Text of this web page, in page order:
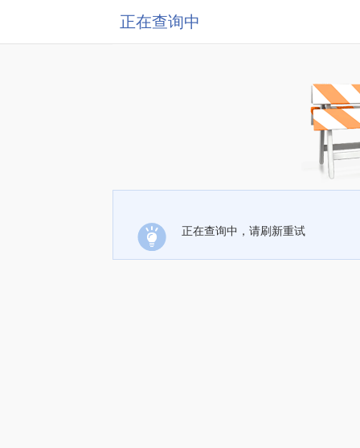
正在查询中
正在查询中，请刷新重试